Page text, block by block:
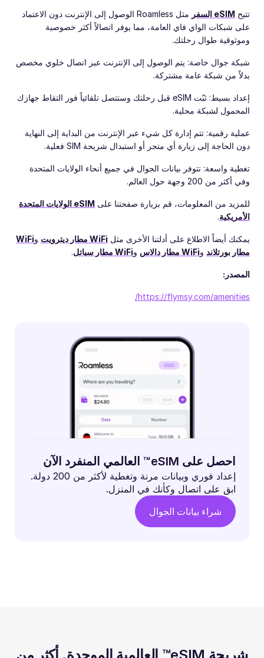
تتيح eSIM السفر
مثل Roamless الوصول إلى الإنترنت دون الاعتماد
على شبكات الواي فاي العامة، مما يوفر اتصالاً أكثر خصوصية
وموثوقية طوال رحلتك.
شبكة جوال خاصة: يتم الوصول إلى الإنترنت عبر اتصال خلوي مخصص
بدلاً من شبكة عامة مشتركة.
إعداد بسيط: ثبّت eSIM قبل رحلتك وستتصل تلقائياً فور التقاط جهازك
المحمول لشبكة محلية.
عملية رقمية: تتم إدارة كل شيء عبر الإنترنت من البداية إلى النهاية
دون الحاجة إلى زيارة أي متجر أو استبدال شريحة SIM فعلية.
تغطية واسعة: تتوفر بيانات الجوال في جميع أنحاء الولايات المتحدة
وفي أكثر من 200 وجهة حول العالم.
للمزيد من المعلومات، قم بزيارة صفحتنا على
eSIM الولايات المتحدة
الأمريكية.
يمكنك أيضاً الاطلاع على أدلتنا الأخرى مثل WiFi مطار ديترويت وWiFi
مطار بورتلاند وWiFi مطار دالاس وWiFi مطار سياتل .
المصدر:
https://flymsy.com/amenities/
احصل على eSIM™ العالمي المنفرد الآن
إعداد فوري وبيانات مرنة وتغطية لأكثر من 200 دولة.
ابق على اتصال وكأنك في المنزل.
شراء بيانات الجوال